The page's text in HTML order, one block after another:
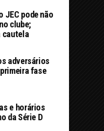
JEC pode não
clube;
cautela
adversários
fase
e horários
da Série D